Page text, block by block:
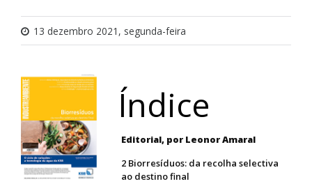
13 dezembro 2021, segunda-feira
Índice
Editorial, por Leonor Amaral
2 Biorresíduos: da recolha selectiva
ao destino final